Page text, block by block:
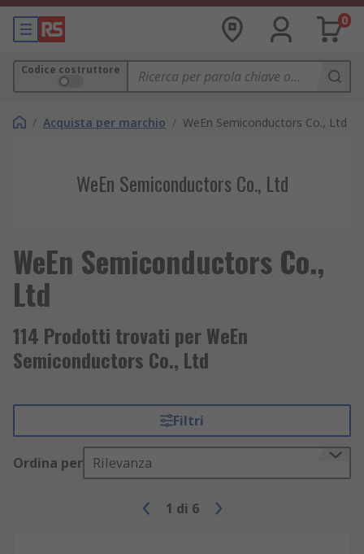
0
Codice costruttore
/ Acquista per marchio / WeEn Semiconductors Co., Ltd
WeEn Semiconductors Co., Ltd
WeEn Semiconductors Co.,
Ltd
114 Prodotti trovati per WeEn
Semiconductors Co., Ltd
Filtri
Ordina per Rilevanza
1 di 6